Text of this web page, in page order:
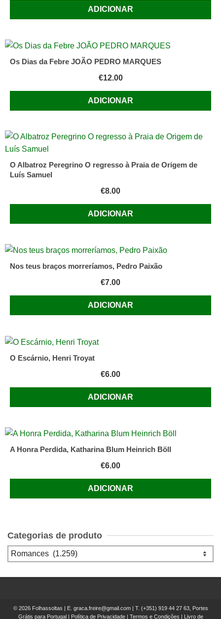
ADICIONAR
Os Dias da Febre JOÃO PEDRO MARQUES
€12.00
ADICIONAR
O Albatroz Peregrino O regresso à Praia de Origem de
Luís Samuel
€8.00
ADICIONAR
Nos teus braços morreríamos, Pedro Paixão
€7.00
ADICIONAR
O Escárnio, Henri Troyat
€6.00
ADICIONAR
A Honra Perdida, Katharina Blum Heinrich Böll
€6.00
ADICIONAR
Categorias de produto
© 2026 Folhassoltas | E. graca.freire@gmail.com| T. (+351) 919 44 27 63, Portes
Grátis para Portugal | Política de Privacidade| Termos e Condições | Livro de